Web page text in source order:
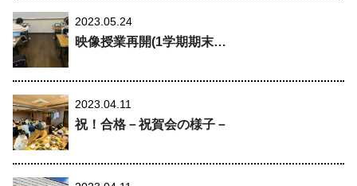
2023.05.24
映像授業再開(1学期期末…
2023.04.11
祝！合格－祝賀会の様子－